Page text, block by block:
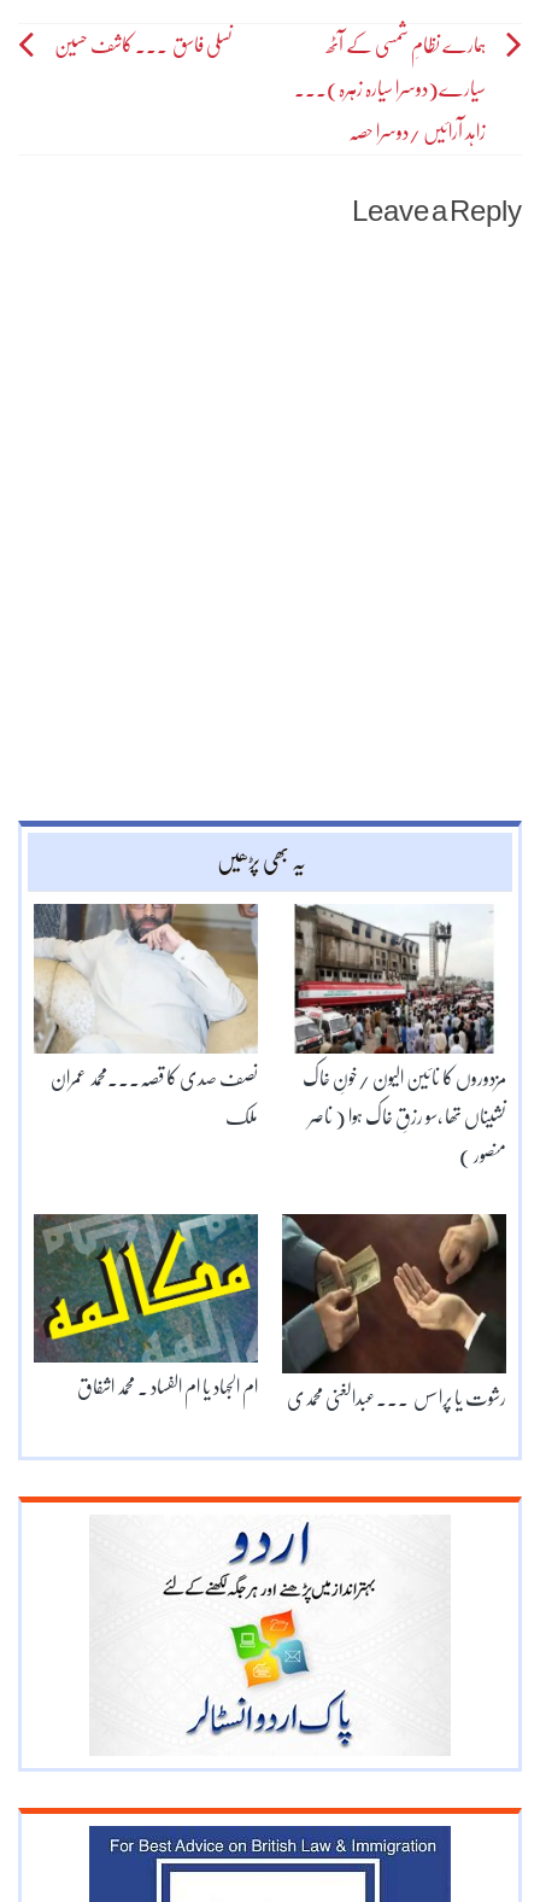
Post
navigation
ہمارے نظامِ شمسی کے آٹھ
سیارے(دوسرا سیارہ زہرہ)۔۔۔
زاہد آرائیں /دوسرا حصہ
نسلی فاسق ۔۔۔ کاشف حسین
Leave a Reply
یہ بھی پڑھیں
نصف صدی کا قصہ۔۔۔محمد عمران
ملک
مزدوروں کا نائین الیون /خونِ خاک
نشیناں تھا ,سو رزقِ خاک ہوا ( ناصر
منصور )
ام الجہاد یا ام الفساد ۔ محمد اشفاق
رشوت یا پراسس ۔۔۔عبدالغنی محمدی